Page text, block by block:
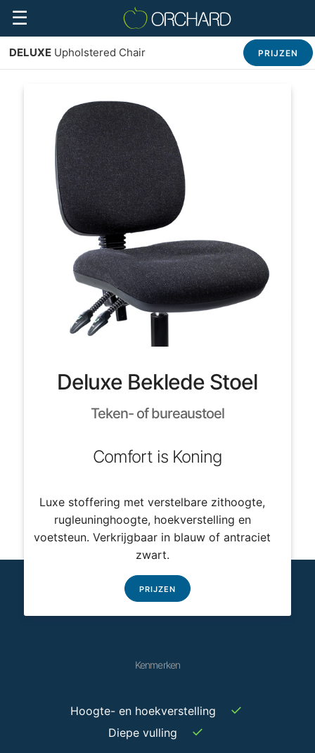
☰
DELUXE Upholstered Chair PRIJZEN
Deluxe Beklede Stoel
Teken- of bureaustoel
Comfort is Koning
Luxe stoffering met verstelbare zithoogte,
rugleuninghoogte, hoekverstelling en
voetsteun. Verkrijgbaar in blauw of antraciet
zwart.
PRIJZEN
Kenmerken
Hoogte- en hoekverstelling ✓
Diepe vulling ✓